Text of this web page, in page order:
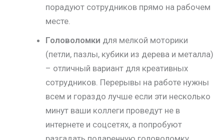
порадуют сотрудников прямо на рабочем
месте.
Головоломки для мелкой моторики
(петли, пазлы, кубики из дерева и металла)
– отличный вариант для креативных
сотрудников. Перерывы на работе нужны
всем и гораздо лучше если эти несколько
минут ваши коллеги проведут не в
интернете и соцсетях, а попробуют